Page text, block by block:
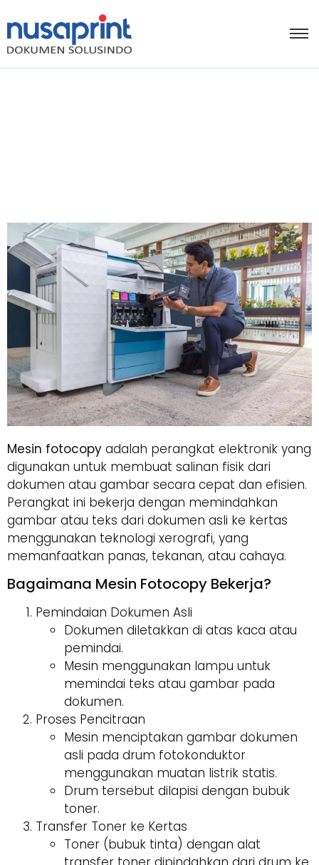
Mesin fotocopy adalah perangkat elektronik yang
digunakan untuk membuat salinan fisik dari
dokumen atau gambar secara cepat dan efisien.
Perangkat ini bekerja dengan memindahkan
gambar atau teks dari dokumen asli ke kertas
menggunakan teknologi xerografi, yang
memanfaatkan panas, tekanan, atau cahaya.
Bagaimana Mesin Fotocopy Bekerja?
Pemindaian Dokumen Asli
Dokumen diletakkan di atas kaca atau
pemindai.
Mesin menggunakan lampu untuk
memindai teks atau gambar pada
dokumen.
Proses Pencitraan
Mesin menciptakan gambar dokumen
asli pada drum fotokonduktor
menggunakan muatan listrik statis.
Drum tersebut dilapisi dengan bubuk
toner.
Transfer Toner ke Kertas
Toner (bubuk tinta) dengan alat